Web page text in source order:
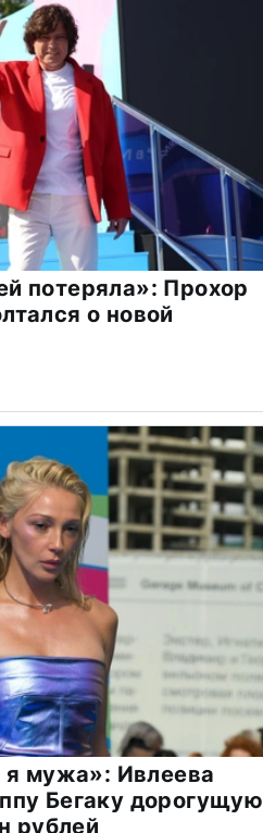
потеряла»: Прохор
о новой
я мужа»: Ивлеева
Бегаку дорогущую
рублей